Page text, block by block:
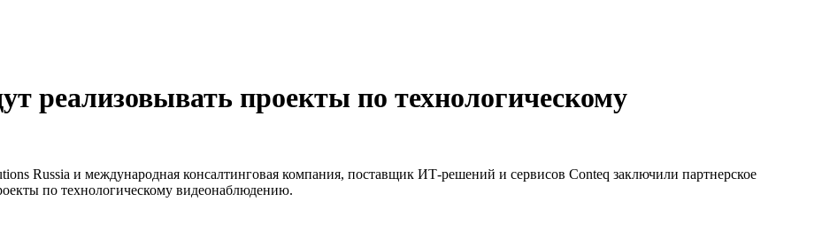
реализовывать проекты по технологическому
Russia и международная консалтинговая компания, поставщик ИТ-решений и сервисов Conteq заключили партнерское
по технологическому видеонаблюдению.